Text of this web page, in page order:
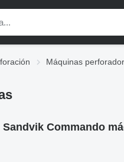
Máquinas
Sandvik Commando